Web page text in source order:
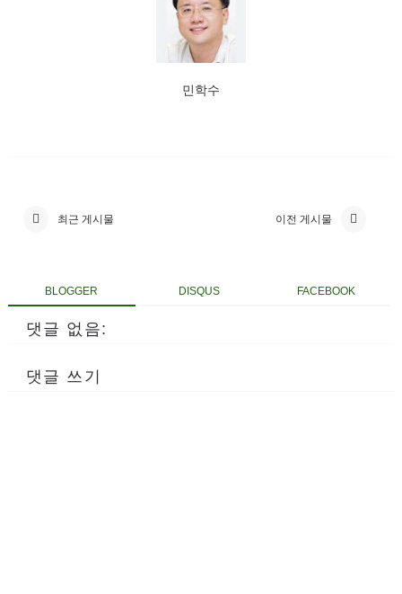
민학수
최근 게시물 이전 게시물
BLOGGER DISQUS FACEBOOK
댓글 없음:
댓글 쓰기